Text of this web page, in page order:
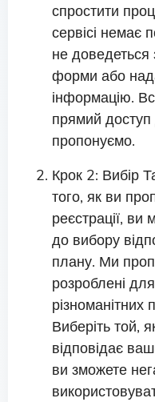
спростити
сервісі немає
не доведеться
форми або
інформацію.
прямий доступ
пропонуємо.
Крок 2: Вибір
того, як ви
реєстрації,
до вибору
плану. Ми
розроблені
різноманітних
Виберіть той,
відповідає
ви зможете